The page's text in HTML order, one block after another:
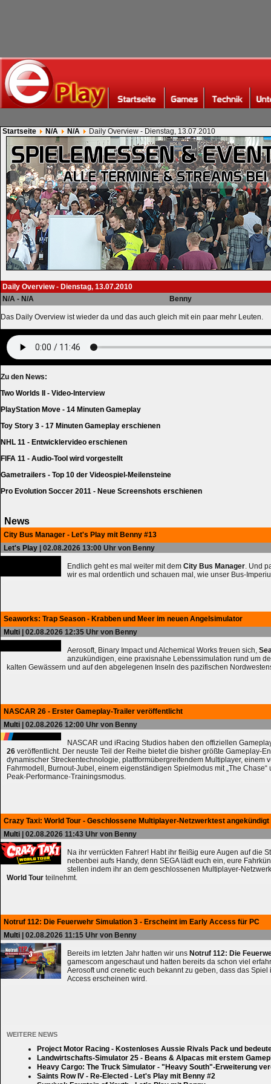
Startseite N/A N/A Daily Overview - Dienstag, 13.07.2010
Daily Overview - Dienstag, 13.07.2010
N/A - N/A
Benny
Das Daily Overview ist wieder da und das auch gleich mit ein paar mehr Leuten.
Zu den News:
Two Worlds II - Video-Interview
PlayStation Move - 14 Minuten Gameplay
Toy Story 3 - 17 Minuten Gameplay erschienen
NHL 11 - Entwicklervideo erschienen
FIFA 11 - Audio-Tool wird vorgestellt
Gametrailers - Top 10 der Videospiel-Meilensteine
Pro Evolution Soccer 2011 - Neue Screenshots erschienen
News
City Bus Manager - Let's Play mit Benny #13
Let's Play | 02.08.2026 13:00 Uhr von Benny
Endlich geht es mal weiter mit dem City Bus Manager. Und
wir es mal ordentlich und schauen mal, wie unser Bus-
Seaworks: Trap Season - Krabben und Meer im neuen Angelsimulator
Multi | 02.08.2026 12:35 Uhr von Benny
Aerosoft, Binary Impact und Alchemical Works freuen sich,
anzukündigen, eine praxisnahe Lebenssimulation rund um
kalten Gewässern und auf den abgelegenen Inseln des pazifischen
NASCAR 26 - Erster Gameplay-Trailer veröffentlicht
Multi | 02.08.2026 12:00 Uhr von Benny
NASCAR und iRacing Studios haben den offiziellen
26 veröffentlicht. Der neuste Teil der Reihe bietet die bisher größte Gameplay-
dynamischer Streckentechnologie, plattformübergreifendem Multiplayer, einem
Fahrmodell, Burnout-Jubel, einem eigenständigen Spielmodus mit „The
Peak-Performance-Trainingsmodus.
Crazy Taxi: World Tour - Geschlossene Multiplayer-Netzwerktest angekündigt
Multi | 02.08.2026 11:43 Uhr von Benny
Na ihr verrückten Fahrer! Habt ihr fleißig eure Augen auf die
nebenbei aufs Handy, denn SEGA lädt euch ein, eure
stellen indem ihr an dem geschlossenen Multiplayer-
World Tour teilnehmt.
Notruf 112: Die Feuerwehr Simulation 3 - Erscheint im Early Access für PC
Multi | 02.08.2026 11:15 Uhr von Benny
Bereits im letzten Jahr hatten wir uns Notruf 112: Die
gamescom angeschaut und hatten bereits da schon viel
Aerosoft und crenetic euch bekannt zu geben, dass das Spiel
Access erscheinen wird.
WEITERE NEWS
Project Motor Racing - Kostenloses Aussie Rivals Pack und
Landwirtschafts-Simulator 25 - Beans & Alpacas mit erstem
Heavy Cargo: The Truck Simulator - "Heavy South"-Erweiterung
Saints Row IV - Re-Elected - Let's Play mit Benny #2